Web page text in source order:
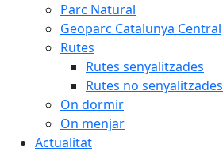
Parc Natural
Geoparc Catalunya Central
Rutes
Rutes senyalitzades
Rutes no senyalitzades
On dormir
On menjar
Actualitat